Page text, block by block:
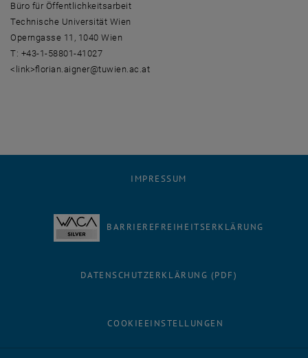
Büro für Öffentlichkeitsarbeit
Technische Universität Wien
Operngasse 11, 1040 Wien
T: +43-1-58801-41027
<link>florian.aigner@tuwien.ac.at
IMPRESSUM
BARRIEREFREIHEITSERKLÄRUNG
DATENSCHUTZERKLÄRUNG (PDF)
COOKIEEINSTELLUNGEN